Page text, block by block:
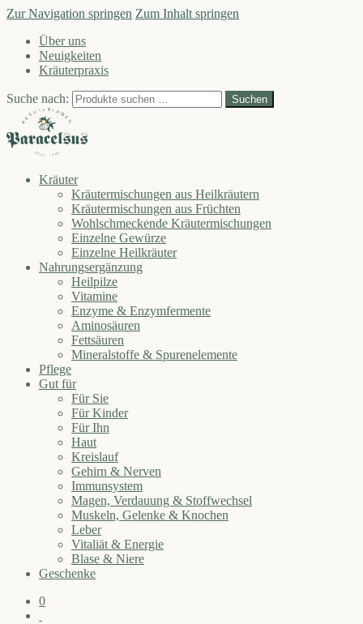
Zur Navigation springen Zum Inhalt springen
Über uns
Neuigkeiten
Kräuterpraxis
Suche nach: Suchen
Kräuter
Kräutermischungen aus Heilkräutern
Kräutermischungen aus Früchten
Wohlschmeckende Kräutermischungen
Einzelne Gewürze
Einzelne Heilkräuter
Nahrungsergänzung
Heilpilze
Vitamine
Enzyme & Enzymfermente
Aminosäuren
Fettsäuren
Mineralstoffe & Spurenelemente
Pflege
Gut für
Für Sie
Für Kinder
Für Ihn
Haut
Kreislauf
Gehirn & Nerven
Immunsystem
Magen, Verdauung & Stoffwechsel
Muskeln, Gelenke & Knochen
Leber
Vitaliät & Energie
Blase & Niere
Geschenke
0